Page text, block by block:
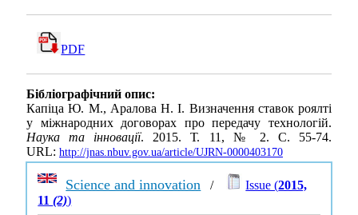
PDF
Бібліографічний опис:
Капіца Ю. М., Аралова Н. І. Визначення ставок роялті
у міжнародних договорах про передачу технологій.
Наука та інновації. 2015. Т. 11, № 2. С. 55-74.
URL: http://jnas.nbuv.gov.ua/article/UJRN-0000403170
Science and innovation / Issue (2015,
11(2))